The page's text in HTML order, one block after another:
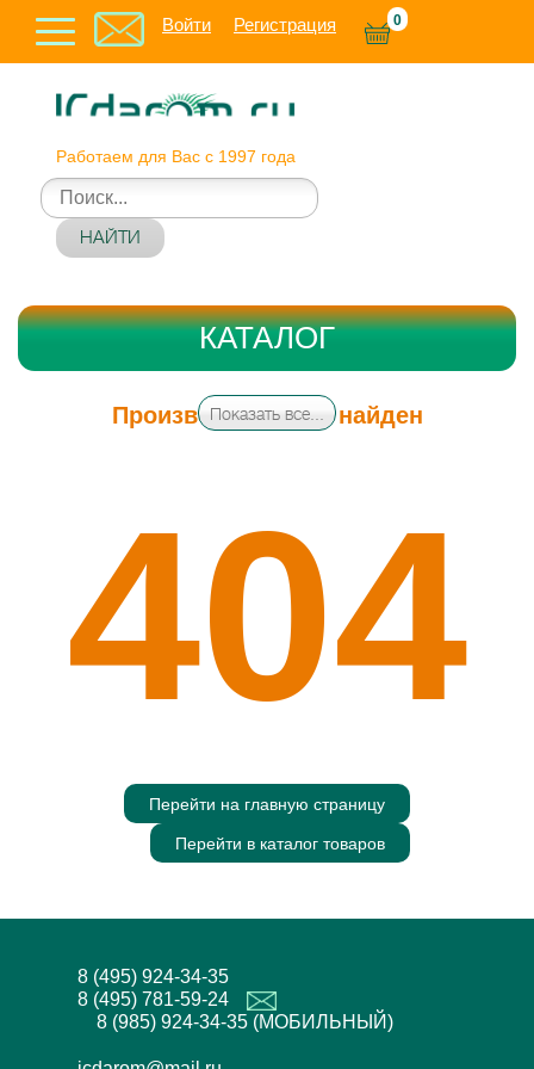
Войти Регистрация 0
Работаем для Вас с 1997 года
НАЙТИ
Производитель не найден
404
Перейти на главную страницу
Перейти в каталог товаров
КАТАЛОГ
Показать все...
8 (495) 924-34-35
8 (495) 781-59-24
8 (985) 924-34-35 (МОБИЛЬНЫЙ)